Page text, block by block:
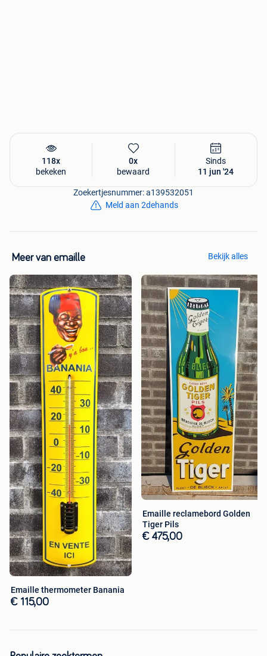
118x
bekeken
0x
bewaard
Sinds
11 jun '24
Zoekertjesnummer: a139532051
Meld aan 2dehands
Meer van emaille Bekijk alles
Emaille thermometer Banania
€ 115,00
Emaille reclamebord Golden
Tiger Pils
€ 475,00